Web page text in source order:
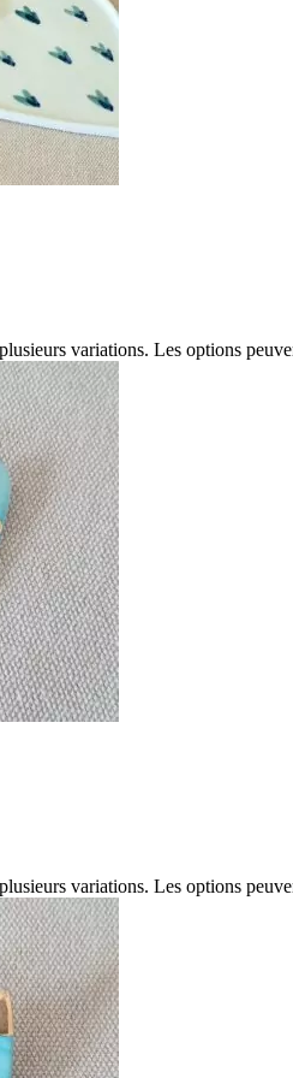
variations. Les options
variations. Les options